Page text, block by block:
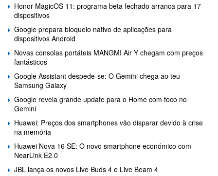
Honor MagicOS 11: programa beta fechado arranca para 17
dispositivos
Google prepara bloqueio nativo de aplicações para
dispositivos Android
Novas consolas portáteis MANGMI Air Y chegam com preços
fantásticos
Google Assistant despede-se: O Gemini chega ao teu
Samsung Galaxy
Google revela grande update para o Home com foco no
Gemini
Huawei: Preços dos smartphones vão disparar devido à crise
na memória
Huawei Nova 16 SE: O novo smartphone económico com
NearLink E2.0
JBL lança os novos Live Buds 4 e Live Beam 4